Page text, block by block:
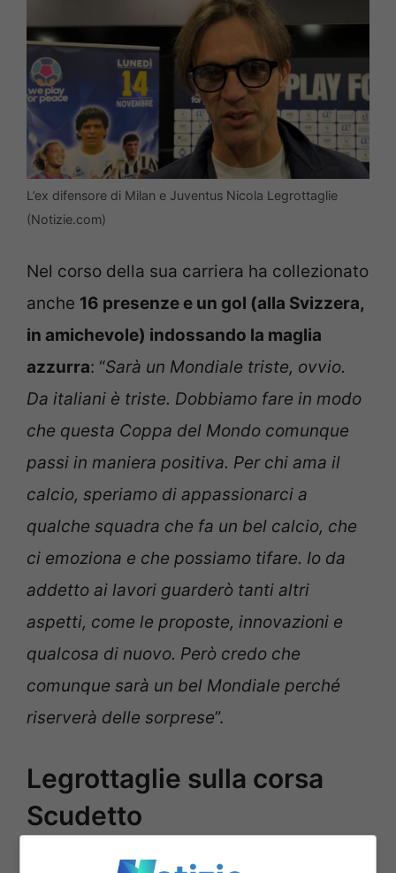
L’ex difensore di Milan e Juventus Nicola Legrottaglie
(Notizie.com)
Nel corso della sua carriera ha collezionato
anche 16 presenze e un gol (alla Svizzera,
in amichevole) indossando la maglia
azzurra: “Sarà un Mondiale triste, ovvio.
Da italiani è triste. Dobbiamo fare in modo
che questa Coppa del Mondo comunque
passi in maniera positiva. Per chi ama il
calcio, speriamo di appassionarci a
qualche squadra che fa un bel calcio, che
ci emoziona e che possiamo tifare. Io da
addetto ai lavori guarderò tanti altri
aspetti, come le proposte, innovazioni e
qualcosa di nuovo. Però credo che
comunque sarà un bel Mondiale perché
riserverà delle sorprese”.
Legrottaglie sulla corsa
Scudetto